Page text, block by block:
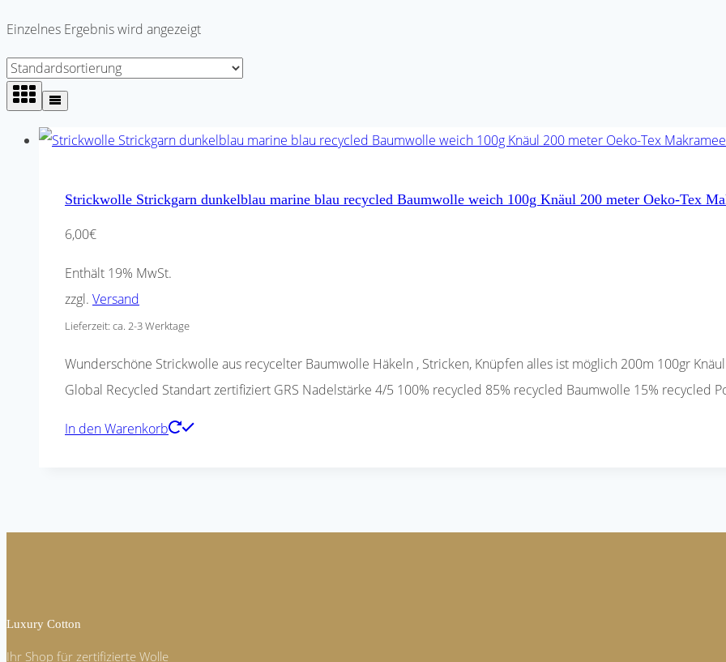
Einzelnes Ergebnis wird angezeigt
Strickwolle Strickgarn dunkelblau marine blau recycled Baumwolle weich 100g Knäul 200 meter Oeko-Tex
6,00€
Enthält 19% MwSt.
zzgl. Versand
Lieferzeit: ca. 2-3 Werktage
Wunderschöne Strickwolle aus recycelter Baumwolle Häkeln , Stricken, Knüpfen alles ist möglich 200m 100gr
Global Recycled Standart zertifiziert GRS Nadelstärke 4/5 100% recycled 85% recycled Baumwolle 15% recycled
In den Warenkorb
Luxury Cotton
Ihr Shop für zertifizierte Wolle